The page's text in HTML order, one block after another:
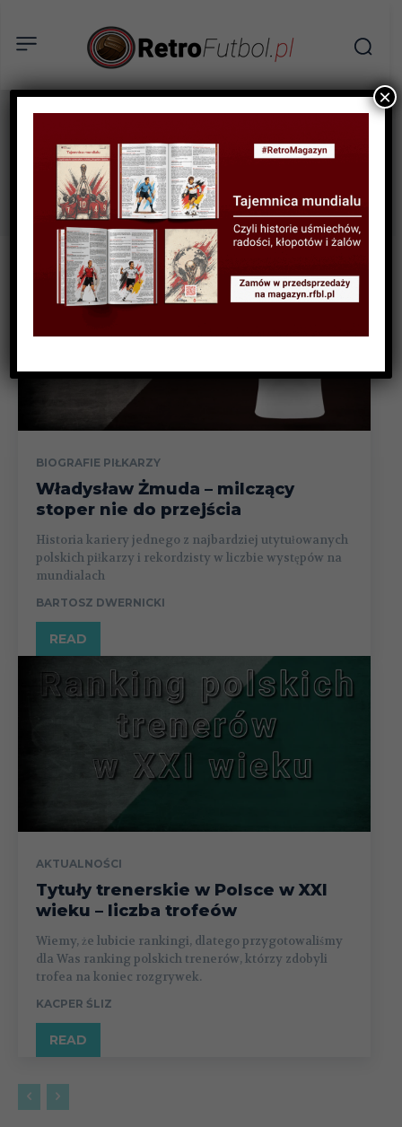
Tag: Orest Lenczyk
BIOGRAFIE PIŁKARZY
Władysław Żmuda – milczący
stoper nie do przejścia
Historia kariery jednego z najbardziej utytułowanych
polskich piłkarzy i rekordzisty w liczbie występów na
mundialach
BARTOSZ DWERNICKI
READ
AKTUALNOŚCI
Tytuły trenerskie w Polsce w XXI
wieku – liczba trofeów
Wiemy, że lubicie rankingi, dlatego przygotowaliśmy
dla Was ranking polskich trenerów, którzy zdobyli
trofea na koniec rozgrywek.
KACPER ŚLIZ
READ
×